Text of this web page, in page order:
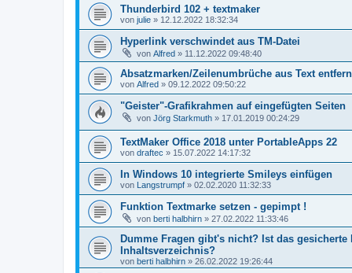
Thunderbird 102 + textmaker
von julie » 12.12.2022 18:32:34
Hyperlink verschwindet aus TM-Datei
von Alfred » 11.12.2022 09:48:40
Absatzmarken/Zeilenumbrüche aus Text
von Alfred » 09.12.2022 09:50:22
"Geister"-Grafikrahmen auf eingefügten Seiten
von Jörg Starkmuth » 17.01.2019 00:24:29
TextMaker Office 2018 unter PortableApps 22
von draftec » 15.07.2022 14:17:32
In Windows 10 integrierte Smileys einfügen
von Langstrumpf » 02.02.2020 11:32:33
Funktion Textmarke setzen - gepimpt !
von berti halbhirn » 27.02.2022 11:33:46
Dumme Fragen gibt's nicht? Ist das
Inhaltsverzeichnis?
von berti halbhirn » 26.02.2022 19:26:44